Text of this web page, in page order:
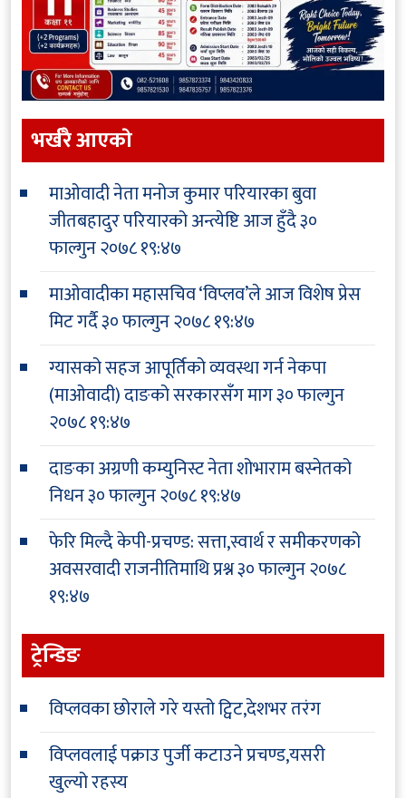
भर्खरै आएकाे
माओवादी नेता मनोज कुमार परियारका बुवा
जीतबहादुर परियारको अन्त्येष्टि आज हुँदै३०
फाल्गुन २०७८ १९:४७
माओवादीका महासचिव ‘विप्लव’ले आज विशेष प्रेस
मिट गर्दै३० फाल्गुन २०७८ १९:४७
ग्यासको सहज आपूर्तिको व्यवस्था गर्न नेकपा
(माओवादी) दाङको सरकारसँग माग३० फाल्गुन
२०७८ १९:४७
दाङका अग्रणी कम्युनिस्ट नेता शोभाराम बस्नेतको
निधन३० फाल्गुन २०७८ १९:४७
फेरि मिल्दै केपी-प्रचण्ड: सत्ता,स्वार्थ र समीकरणको
अवसरवादी राजनीतिमाथि प्रश्न३० फाल्गुन २०७८
१९:४७
ट्रेन्डिङ
विप्लवका छोराले गरे यस्तो ट्विट,देशभर तरंग
विप्लवलाई पक्राउ पुर्जी कटाउने प्रचण्ड,यसरी
खुल्यो रहस्य